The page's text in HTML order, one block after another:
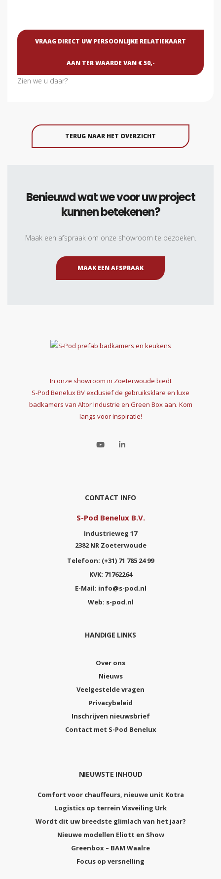
VRAAG DIRECT UW PERSOONLIJKE RELATIEKAART
AAN TER WAARDE VAN € 50,-
Zien we u daar?
TERUG NAAR HET OVERZICHT
Benieuwd wat we voor uw project
kunnen betekenen?
Maak een afspraak om onze showroom te bezoeken.
MAAK EEN AFSPRAAK
In onze showroom in Zoeterwoude biedt
S-Pod Benelux BVexclusief de gebruiksklare en luxe
badkamers van Altor Industrie en Green Box aan. Kom
langs voor inspiratie!
CONTACT INFO
S-Pod Benelux B.V.
Industrieweg 17
2382 NR Zoeterwoude
Telefoon: (+31) 71 785 24 99
KVK: 71762264
E-Mail: info@s-pod.nl
Web: s-pod.nl
HANDIGE LINKS
Over ons
Nieuws
Veelgestelde vragen
Privacybeleid
Inschrijven nieuwsbrief
Contact met S-Pod Benelux
NIEUWSTE INHOUD
Comfort voor chauffeurs, nieuwe unit Kotra
Logistics op terrein Visveiling Urk
Wordt dit uw breedste glimlach van het jaar?
Nieuwe modellen Eliott en Show
Greenbox – BAM Waalre
Focus op versnelling